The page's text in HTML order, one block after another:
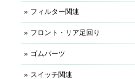
フィルター関連
フロント・リア足回り
ゴムパーツ
スイッチ関連